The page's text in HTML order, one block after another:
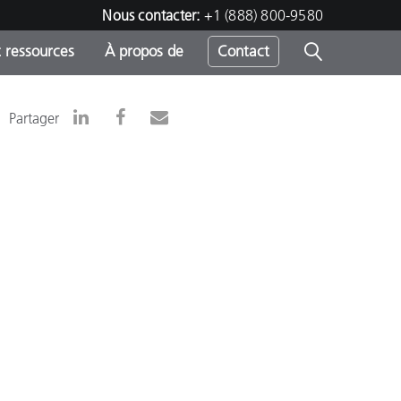
Nous contacter: +1 (888) 800-9580
À propos de Contact
Partager